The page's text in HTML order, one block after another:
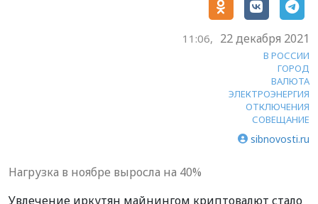
11:06, 22 декабря 2021
В РОССИИ
ГОРОД
ВАЛЮТА
ЭЛЕКТРОЭНЕРГИЯ
ОТКЛЮЧЕНИЯ
СОВЕЩАНИЕ
sibnovosti.ru
Нагрузка в ноябре выросла на 40%
Увлечение иркутян майнингом криптовалют стало